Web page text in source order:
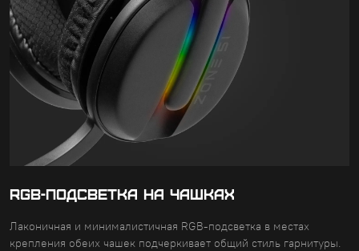
RGB-ПОДСВЕТКА на чашках
Лаконичная и минималистичная RGB-подсветка в местах
крепления обеих чашек подчеркивает общий стиль гарнитуры.